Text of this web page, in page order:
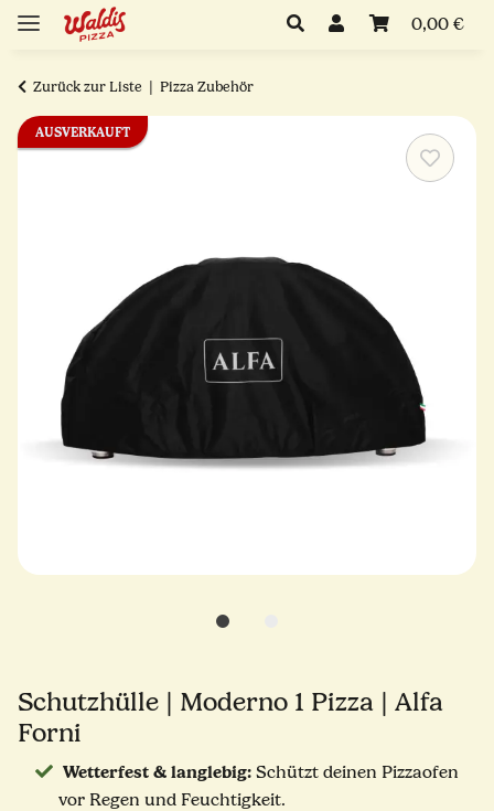
0,00 €
Zurück zur Liste Pizza Zubehör
AUSVERKAUFT
Schutzhülle | Moderno 1 Pizza | Alfa
Forni
Wetterfest & langlebig:Schützt deinen Pizzaofen
vor Regen und Feuchtigkeit.